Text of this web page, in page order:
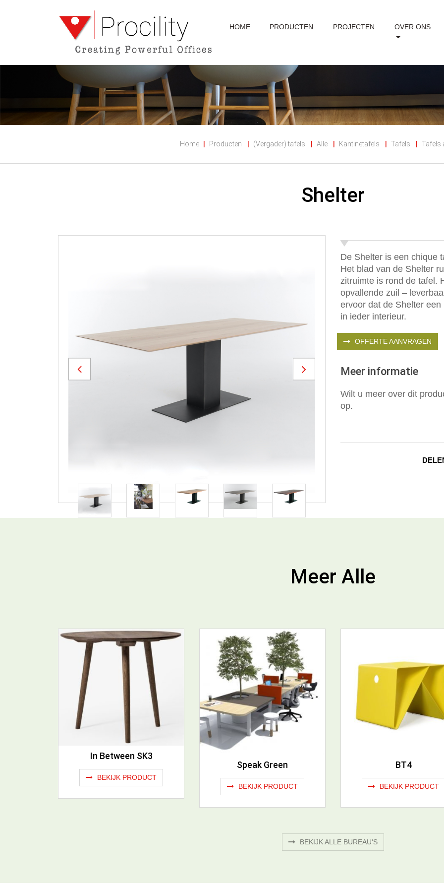
HOME PRODUCTEN PROJECTEN OVER ONS
Home Producten (Vergader) tafels Alle Kantinetafels Tafels Tafels
Shelter
Previous Next
De Shelter is een chique
Het blad van de Shelter
zitruimte is rond de tafel.
opvallende zuil –
ervoor dat de Shelter
in ieder interieur.
OFFERTE AANVRAGEN
Meer informatie
Wilt u meer over dit
op.
Meer Alle
In Between SK3
BEKIJK PRODUCT
Speak Green
BEKIJK PRODUCT
BT4
BEKIJK PRODUCT
BEKIJK ALLE BUREAU'S